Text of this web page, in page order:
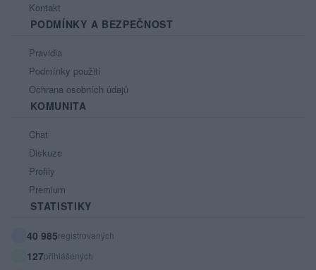
Kontakt
PODMÍNKY A BEZPEČNOST
Pravidla
Podmínky použití
Ochrana osobních údajů
KOMUNITA
Chat
Diskuze
Profily
Premium
STATISTIKY
40 985registrovaných
127přihlášených